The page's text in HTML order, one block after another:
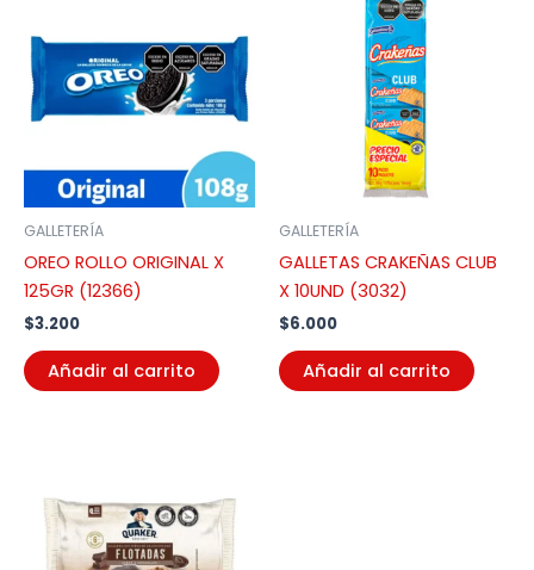
GALLETERÍA
OREO ROLLO ORIGINAL X
125GR (12366)
$3.200
Añadir al carrito
GALLETERÍA
GALLETAS CRAKEÑAS CLUB
X 10UND (3032)
$6.000
Añadir al carrito